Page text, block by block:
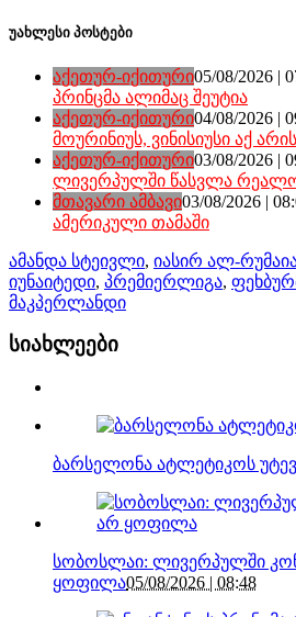
უახლესი პოსტები
აქეთურ-იქითური05/08/2026 |
პრინცმა ალიმაც შეუტია
აქეთურ-იქითური04/08/2026 |
მოურინიუს, ვინისიუსი აქ
აქეთურ-იქითური03/08/2026 |
ლივერპულში წასვლა
მთავარი ამბავი03/08/2026 |
ამერიკული თამაში
ამანდა სტეივლი, იასირ ალ-
იუნაიტედი, პრემიერლიგა,
მაკპერლანდი
სიახლეები
ბარსელონა ატლეტიკოს
სობოსლაი: ლივერპულში
ყოფილა05/08/2026 | 08:48